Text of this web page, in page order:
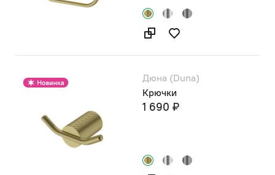
Дюна (Duna)
Крючки
1 690 ₽